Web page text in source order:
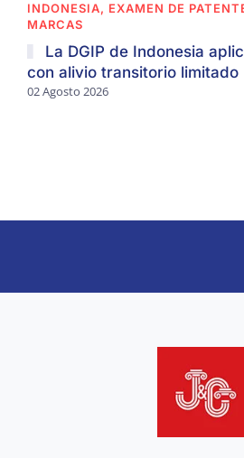
INDONESIA, EXAMEN DE
MARCAS
La DGIP de Indonesia
con alivio transitorio limitado
02 Agosto 2026